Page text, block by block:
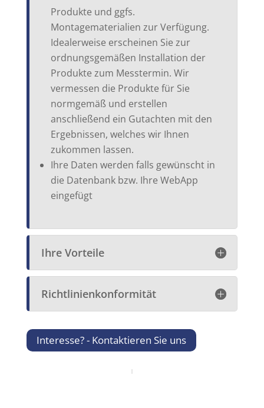
Produkte und ggfs.
Montagematerialien zur Verfügung.
Idealerweise erscheinen Sie zur
ordnungsgemäßen Installation der
Produkte zum Messtermin. Wir
vermessen die Produkte für Sie
normgemäß und erstellen
anschließend ein Gutachten mit den
Ergebnissen, welches wir Ihnen
zukommen lassen.
Ihre Daten werden falls gewünscht in
die Datenbank bzw. Ihre WebApp
eingefügt
Ihre Vorteile
Richtlinienkonformität
Interesse? - Kontaktieren Sie uns